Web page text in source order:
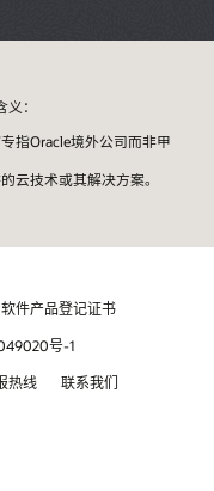
：
指Oracle境外公司而非甲
云技术或其解决方案。
软件产品登记证书
号-1
热线 联系我们